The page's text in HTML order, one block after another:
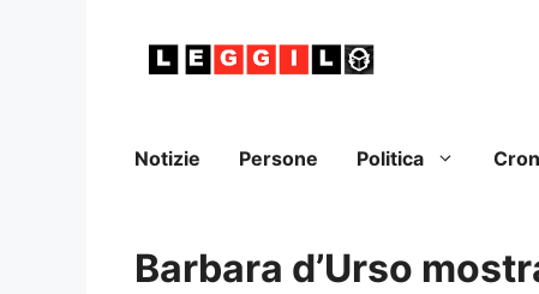
Notizie Persone Politica
Barbara d’Urso